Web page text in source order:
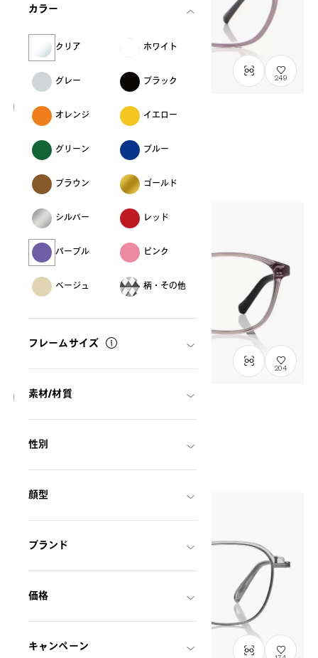
カラー
クリア ホワイト
グレー ブラック
オレンジ イエロー
グリーン ブルー
ブラウン ゴールド
シルバー レッド
パープル ピンク
ベージュ 柄・その他
フレームサイズ
素材/材質
性別
顔型
ブランド
価格
キャンペーン
249
OWNDAYS | ESSENTIAL
FC2039N-5S
¥7,000
204
OWNDAYS | ESSENTIAL
¥9,800